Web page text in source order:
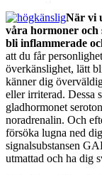
När vi
våra hormoner och
bli inflammerade
att du får
överkänslighet, lätt
känner dig
eller irriterad. Dessa
gladhormonet
noradrenalin. Och
försöka lugna ned
signalsubstansen
utmattad och ha dig